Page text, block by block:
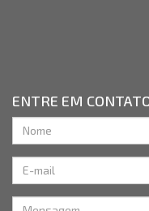
ENTRE EM